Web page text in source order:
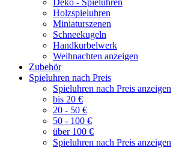
Deko - Spieluhren
Holzspieluhren
Miniaturszenen
Schneekugeln
Handkurbelwerk
Weihnachten anzeigen
Zubehör
Spieluhren nach Preis
Spieluhren nach Preis anzeigen
bis 20 €
20 - 50 €
50 - 100 €
über 100 €
Spieluhren nach Preis anzeigen